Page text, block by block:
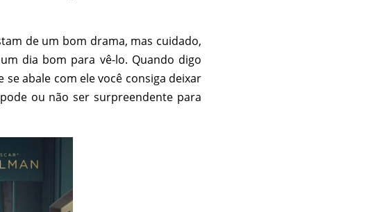
de um bom drama, mas cuidado,
dia bom para vê-lo. Quando digo
abale com ele você consiga deixar
ou não ser surpreendente para